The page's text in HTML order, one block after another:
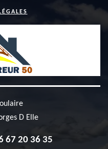
D Elle
67 20 36 35